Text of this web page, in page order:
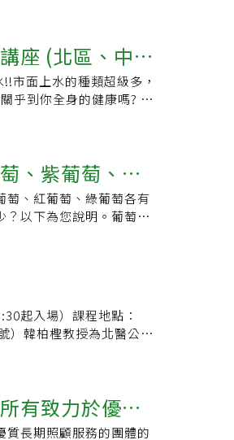
系專任教授、美國約翰
三高、飲食均衡、規律
鈞說，宏恩醫院屬於地
診到醫學中心、區域醫
是生活習慣不好造成的，
恩醫院肩負預防醫學責
把員工當成家人，多鼓
學、眷屬遇到的困難
、住院費用優惠，讓同
福，行善的人快樂。」
樂此不疲。執業至今，他
」。吳子鈞小檔案●年
善基金會董事長●學
究所碩士、台大農學院
藥大學醫學系副教授、
與誘殺桶進行斑蚊調
公尺以下，近兩年已有
在台南、高雄、屏東、台
據未來升溫走勢推估，可
台灣總面積25.5%；升
市，分布面積增至
北界可能會到苗栗縣竹南
埃及斑蚊叮咬更多人黃
牠雖與白線斑蚊都能帶有
環工所兼任助理教授劉
遷提高疫病風險的調適
持續進行。環境部表
家解疑 爭輸地盤 埃及斑
生表示，病媒蚊其實跟
中北部，但多年來都無
，大多從南部高雄等港
5公斤，已全部售完。台
肉來自嘉義縣水上鄉南靖
，結果全是陰性。由於
台糖也已要求複驗，結果
日期是2023年12月11
台南市，將由台南市府
批畜產品全數由台糖公
市、全聯福利中心等。目
北查出同批號，林金富昨
，且西布特羅是瘦肉精中
業部都「滿頭霧水」，
千倍台大獸醫系名譽教
得使用於人類食用的
病，如心悸等，且恐影響
！毒物專家顏宗海：攝
台中市衛生局長曾梓展
以後面的豬來說明前面的
座 (北區、中
市面上水的種類超級多，
乎到你全身的健康嗎? 口
選對又好喝的水，幫助
果~​⭐健康果汁實作配方
就拿價值超過600元神秘小
萬別錯過！~~名額有
21(日) 】維多麗亞酒
、紫葡萄、紅
萄、紅葡萄、綠葡萄各有
？以下為您說明。葡萄熱
)。葡萄的功效好
，就葡萄的營養價值而
顏色都有各自的好處。
以下八大益處： 強細胞
降病毒活力。 花青素改
保命營養素擦肩而過，
化合物更能有效攝取。
喝完。葡萄一次可以吃幾
起入場）課程地點：
）韓柏檉教授為北醫公共
貼文下方留言想參加料
至額滿為止，報名成功
個別通知。延伸閱讀：
有致力於優質
質長期照顧服務的團體的